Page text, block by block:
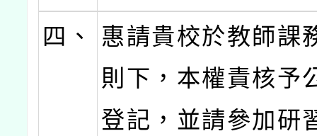
四、
惠請貴校於教師課
則下，本權責核予
登記，並請參加研